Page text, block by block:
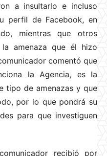
a insultarlo e incluso
perfil de Facebook, en
mientras que otros
amenaza que él hizo
comentó que
la Agencia, es la
tipo de amenazas y que
por lo que pondrá su
para que investiguen
recibió por